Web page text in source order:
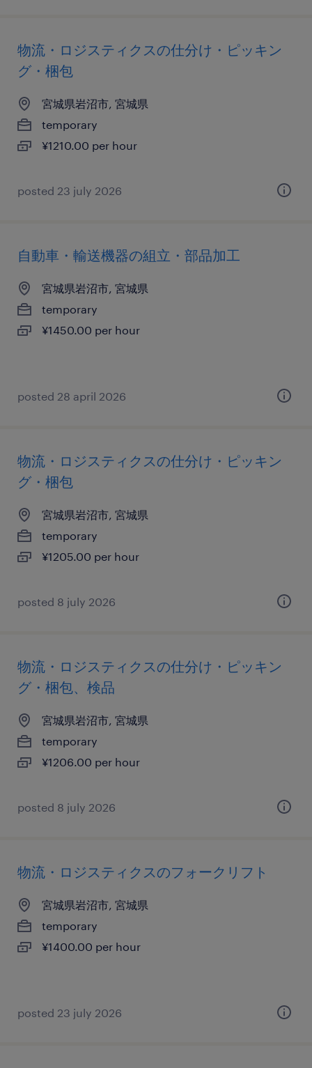
物流・ロジスティクスの仕分け・ピッキン
グ・梱包
宮城県岩沼市, 宮城県
temporary
¥1210.00 per hour
posted 23 july 2026
自動車・輸送機器の組立・部品加工
宮城県岩沼市, 宮城県
temporary
¥1450.00 per hour
posted 28 april 2026
物流・ロジスティクスの仕分け・ピッキン
グ・梱包
宮城県岩沼市, 宮城県
temporary
¥1205.00 per hour
posted 8 july 2026
物流・ロジスティクスの仕分け・ピッキン
グ・梱包、検品
宮城県岩沼市, 宮城県
temporary
¥1206.00 per hour
posted 8 july 2026
物流・ロジスティクスのフォークリフト
宮城県岩沼市, 宮城県
temporary
¥1400.00 per hour
posted 23 july 2026